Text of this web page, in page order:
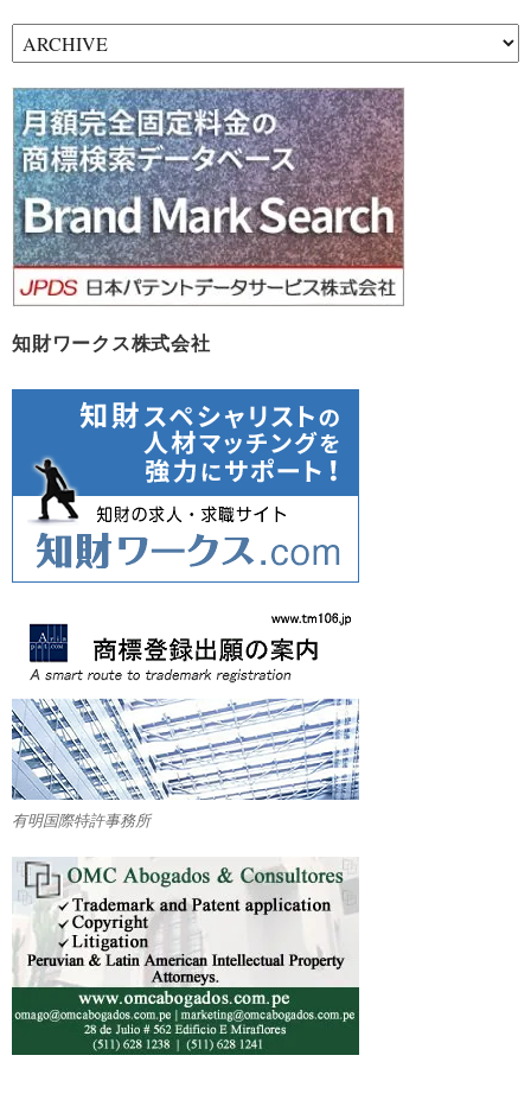
ー
カ
イ
ブ
知財ワークス株式会社
有明国際特許事務所